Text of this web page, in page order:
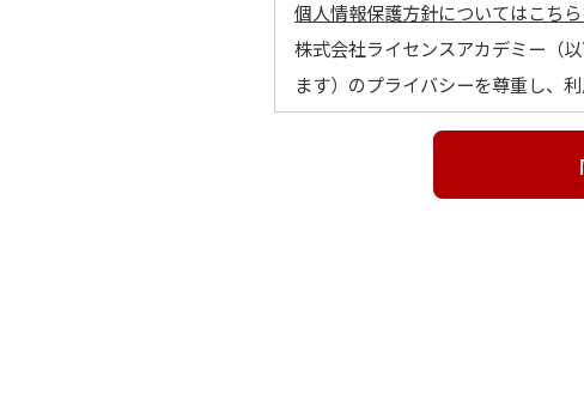
個人情報保護方針についてはこちら
株式会社ライセンスアカデミー（
ます）のプライバシーを尊重し、
とします。
他の記述等により当該利用者を識
に照合することができ、結果的に